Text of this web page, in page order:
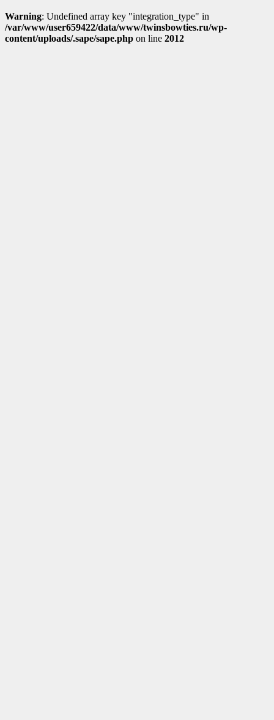
Warning: Undefined array key "integration_type" in
/var/www/user659422/data/www/twinsbowties.ru/wp-
content/uploads/.sape/sape.php on line 2012